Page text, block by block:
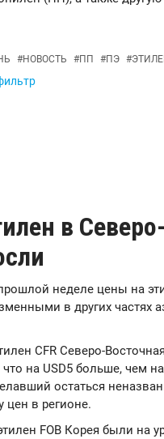
#НОВОСТЬ #ПП #ПЭ #
в
неделе цены на
в других частях
CFR Северо-
что на USD5 больше, чем
остаться
цен в регионе.
FOB Корея были на